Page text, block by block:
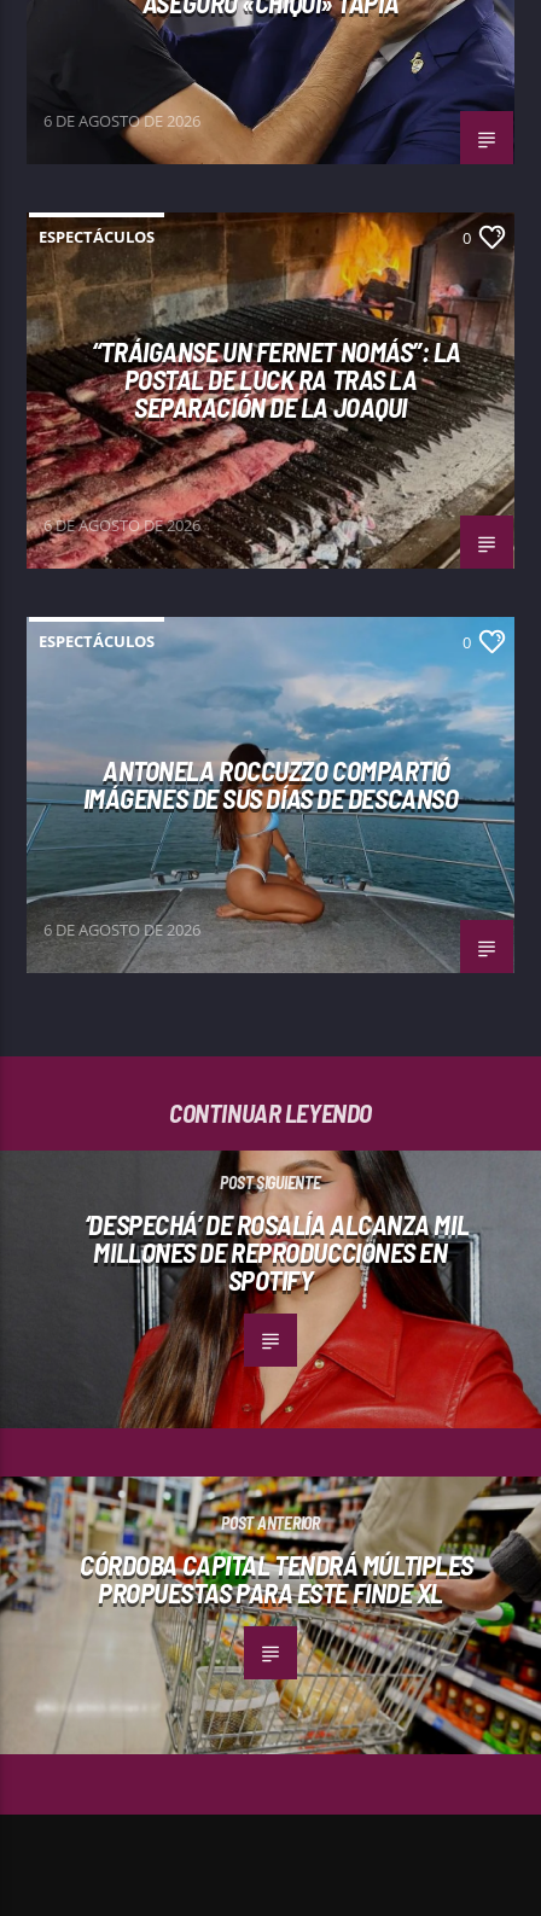
6 DE AGOSTO DE 2026
ESPECTÁCULOS 0
“TRÁIGANSE UN FERNET NOMÁS”: LA
POSTAL DE LUCK RA TRAS LA
SEPARACIÓN DE LA JOAQUI
6 DE AGOSTO DE 2026
ESPECTÁCULOS 0
ANTONELA ROCCUZZO COMPARTIÓ
IMÁGENES DE SUS DÍAS DE DESCANSO
6 DE AGOSTO DE 2026
CONTINUAR LEYENDO
POST SIGUIENTE
‘DESPECHÁ’ DE ROSALÍA ALCANZA MIL
MILLONES DE REPRODUCCIONES EN
SPOTIFY
POST ANTERIOR
CÓRDOBA CAPITAL TENDRÁ MÚLTIPLES
PROPUESTAS PARA ESTE FINDE XL